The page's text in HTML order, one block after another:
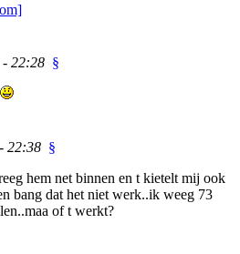
- 22:28 §
22:38 §
hem net binnen en t kietelt mij ook
bang dat het niet werk..ik weeg 73
of t werkt?